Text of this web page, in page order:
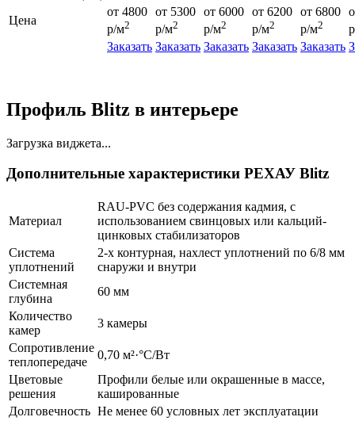
Цена
от 4800
р/м2
от 5300
р/м2
от 6000
р/м2
от 6200
р/м2
от 6800
р/м2
Заказать Заказать Заказать Заказать Заказать
Профиль Blitz в интерьере
Загрузка виджета...
Дополнительные характеристики РЕХАУ Blitz
Материал
RAU-PVC без содержания кадмия, с
использованием свинцовых или кальций-
цинковых стабилизаторов
Система
уплотнений
2-х контурная, нахлест уплотнений по 6/8 мм
снаружи и внутри
Системная
глубина
60 мм
Количество
камер
3 камеры
Сопротивление
теплопередаче
0,70 м²·°С/Вт
Цветовые
решения
Профили белые или окрашенные в массе,
кашированные
Долговечность Не менее 60 условных лет эксплуатации